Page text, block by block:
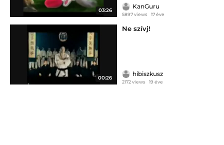
03:26
KanGuru
5897 views 17 éve
00:26
Ne szívj!
hibiszkusz
2172 views 19 éve